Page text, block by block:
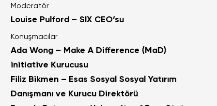
Moderatör
Louise Pulford – SIX CEO’su
Konuşmacılar
Ada Wong – Make A Difference (MaD)
initiative Kurucusu
Filiz Bikmen – Esas SosyalSosyal Yatırım
Danışmanı ve Kurucu Direktörü